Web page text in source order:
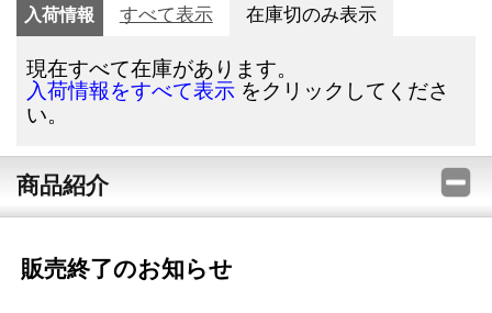
入荷情報 すべて表示 在庫切のみ表示
現在すべて在庫があります。
入荷情報をすべて表示 をクリックしてくださ
い。
商品紹介
販売終了のお知らせ